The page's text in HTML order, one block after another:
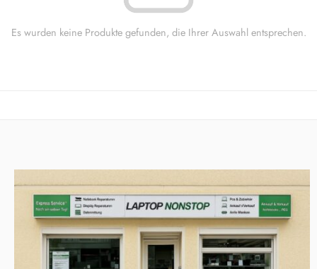
Es wurden keine Produkte gefunden, die Ihrer Auswahl entsprechen.